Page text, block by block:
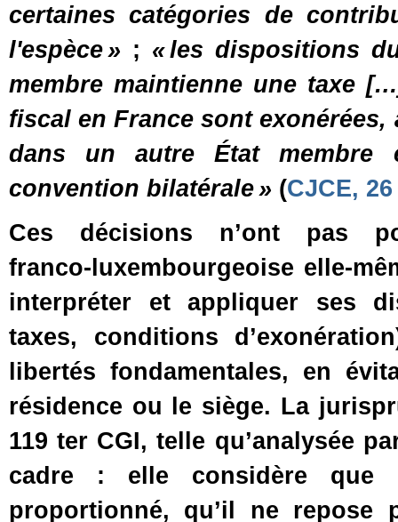
certaines catégories de
l'espèce » ; « les dispositions
membre maintienne une taxe
fiscal en France sont
dans un autre État membre
convention bilatérale » (CJCE,
Ces décisions n’ont pas
franco‑luxembourgeoise
interpréter et appliquer ses
taxes, conditions
libertés fondamentales, en
résidence ou le siège. La
119 ter CGI, telle qu’analysée
cadre : elle considère que
proportionné, qu’il ne repose